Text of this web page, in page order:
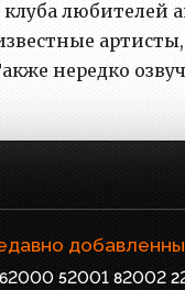
любителей
нередко
62000 52001 82002 2